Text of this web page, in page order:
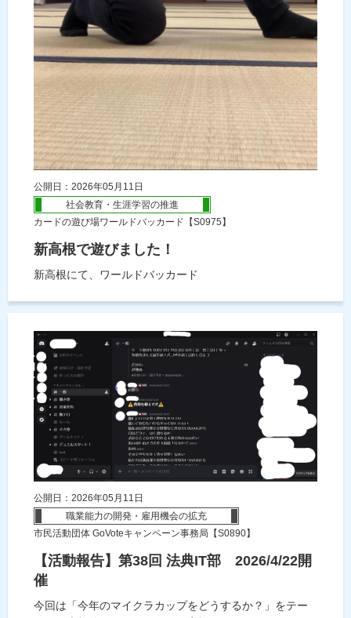
公開日：2026年05月11日
社会教育・生涯学習の推進
カードの遊び場ワールドバッカード【S0975】
新高根で遊びました！
新高根にて、ワールドバッカード
公開日：2026年05月11日
職業能力の開発・雇用機会の拡充
市民活動団体 GoVoteキャンペーン事務局【S0890】
【活動報告】第38回 法典IT部 2026/4/22開
催
今回は「今年のマイクラカップをどうするか？」をテー